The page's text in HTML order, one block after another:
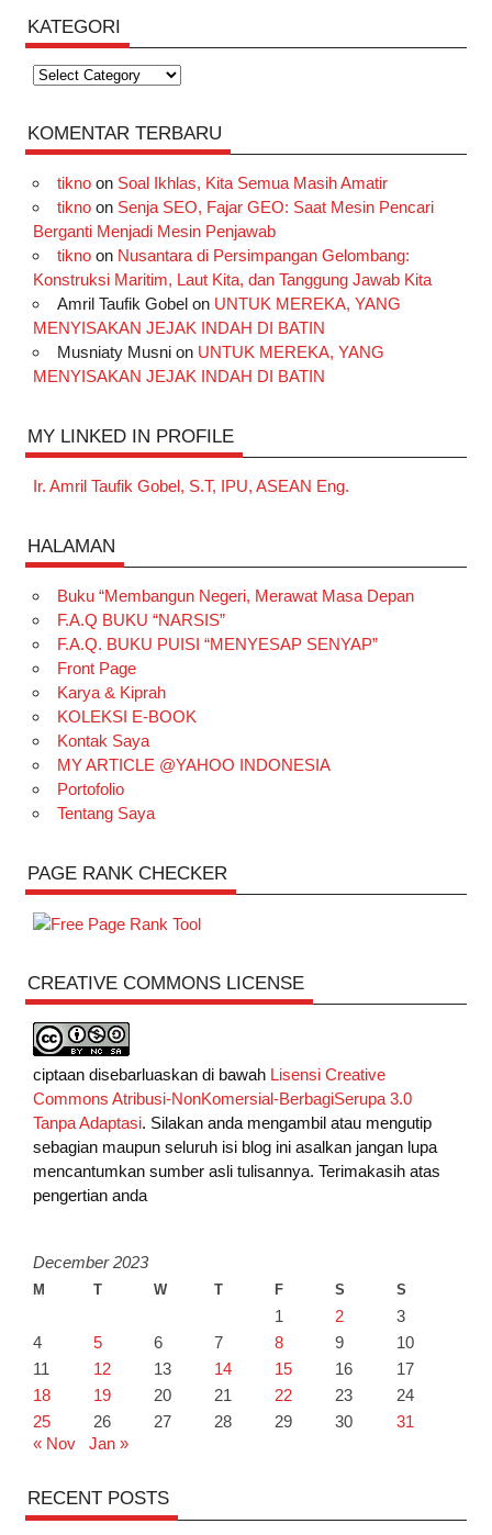
KATEGORI
Kategori
KOMENTAR TERBARU
tiknoon Soal Ikhlas, Kita Semua Masih Amatir
tiknoon Senja SEO, Fajar GEO: Saat Mesin Pencari
Berganti Menjadi Mesin Penjawab
tiknoon Nusantara di Persimpangan Gelombang:
Konstruksi Maritim, Laut Kita, dan Tanggung Jawab Kita
Amril Taufik Gobelon UNTUK MEREKA, YANG
MENYISAKAN JEJAK INDAH DI BATIN
Musniaty Musnion UNTUK MEREKA, YANG
MENYISAKAN JEJAK INDAH DI BATIN
MY LINKED IN PROFILE
Ir. Amril Taufik Gobel, S.T, IPU, ASEAN Eng.
HALAMAN
Buku “Membangun Negeri, Merawat Masa Depan
F.A.Q BUKU “NARSIS”
F.A.Q. BUKU PUISI “MENYESAP SENYAP”
Front Page
Karya & Kiprah
KOLEKSI E-BOOK
Kontak Saya
MY ARTICLE @YAHOO INDONESIA
Portofolio
Tentang Saya
PAGE RANK CHECKER
CREATIVE COMMONS LICENSE
ciptaan disebarluaskan di bawah Lisensi Creative
Commons Atribusi-NonKomersial-BerbagiSerupa 3.0
Tanpa Adaptasi. Silakan anda mengambil atau mengutip
sebagian maupun seluruh isi blog ini asalkan jangan lupa
mencantumkan sumber asli tulisannya. Terimakasih atas
pengertian anda
December 2023
M T W T F S S
1 2
3
4
5 6 7 8 9
10
11
12 13 14 15 16
17
18
19 20 21 22 23
24
25
26 27 28 29 30
31
« Nov
Jan »
RECENT POSTS